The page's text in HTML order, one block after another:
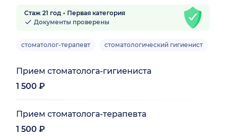
Стаж 21 год
Первая категория
Документы проверены
стоматолог-терапевт стоматологический гигиенист
Прием стоматолога-гигиениста
1 500 ₽
Прием стоматолога-терапевта
1 500 ₽